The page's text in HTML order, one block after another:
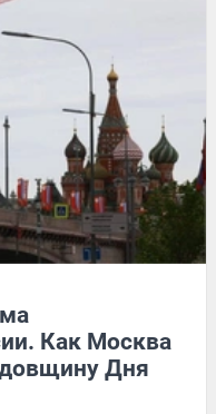
Как Москва
Дня